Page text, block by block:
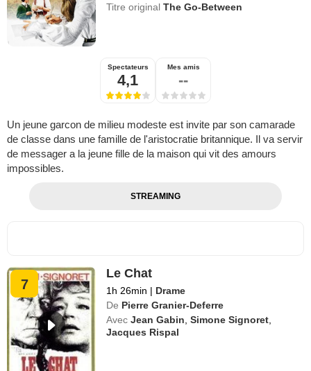
Titre originalThe Go-Between
Spectateurs
4,1
Mes amis
--
Un jeune garcon de milieu modeste est invite par son camarade
de classe dans une famille de l'aristocratie britannique. Il va servir
de messager a la jeune fille de la maison qui vit des amours
impossibles.
STREAMING
7
Le Chat
1h 26min | Drame
De Pierre Granier-Deferre
Avec Jean Gabin,Simone Signoret,
Jacques Rispal